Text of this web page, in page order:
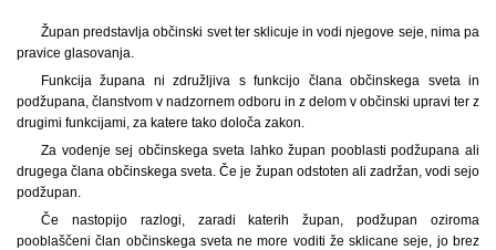
Župan predstavlja občinski svet ter sklicuje in vodi njegove seje, nima pa
pravice glasovanja.
Funkcija župana ni združljiva s funkcijo člana občinskega sveta in
podžupana, članstvom v nadzornem odboru in z delom v občinski upravi ter z
drugimi funkcijami, za katere tako določa zakon.
Za vodenje sej občinskega sveta lahko župan pooblasti podžupana ali
drugega člana občinskega sveta. Če je župan odstoten ali zadržan, vodi sejo
podžupan.
Če nastopijo razlogi, zaradi katerih župan, podžupan oziroma
pooblaščeni član občinskega sveta ne more voditi že sklicane seje, jo brez